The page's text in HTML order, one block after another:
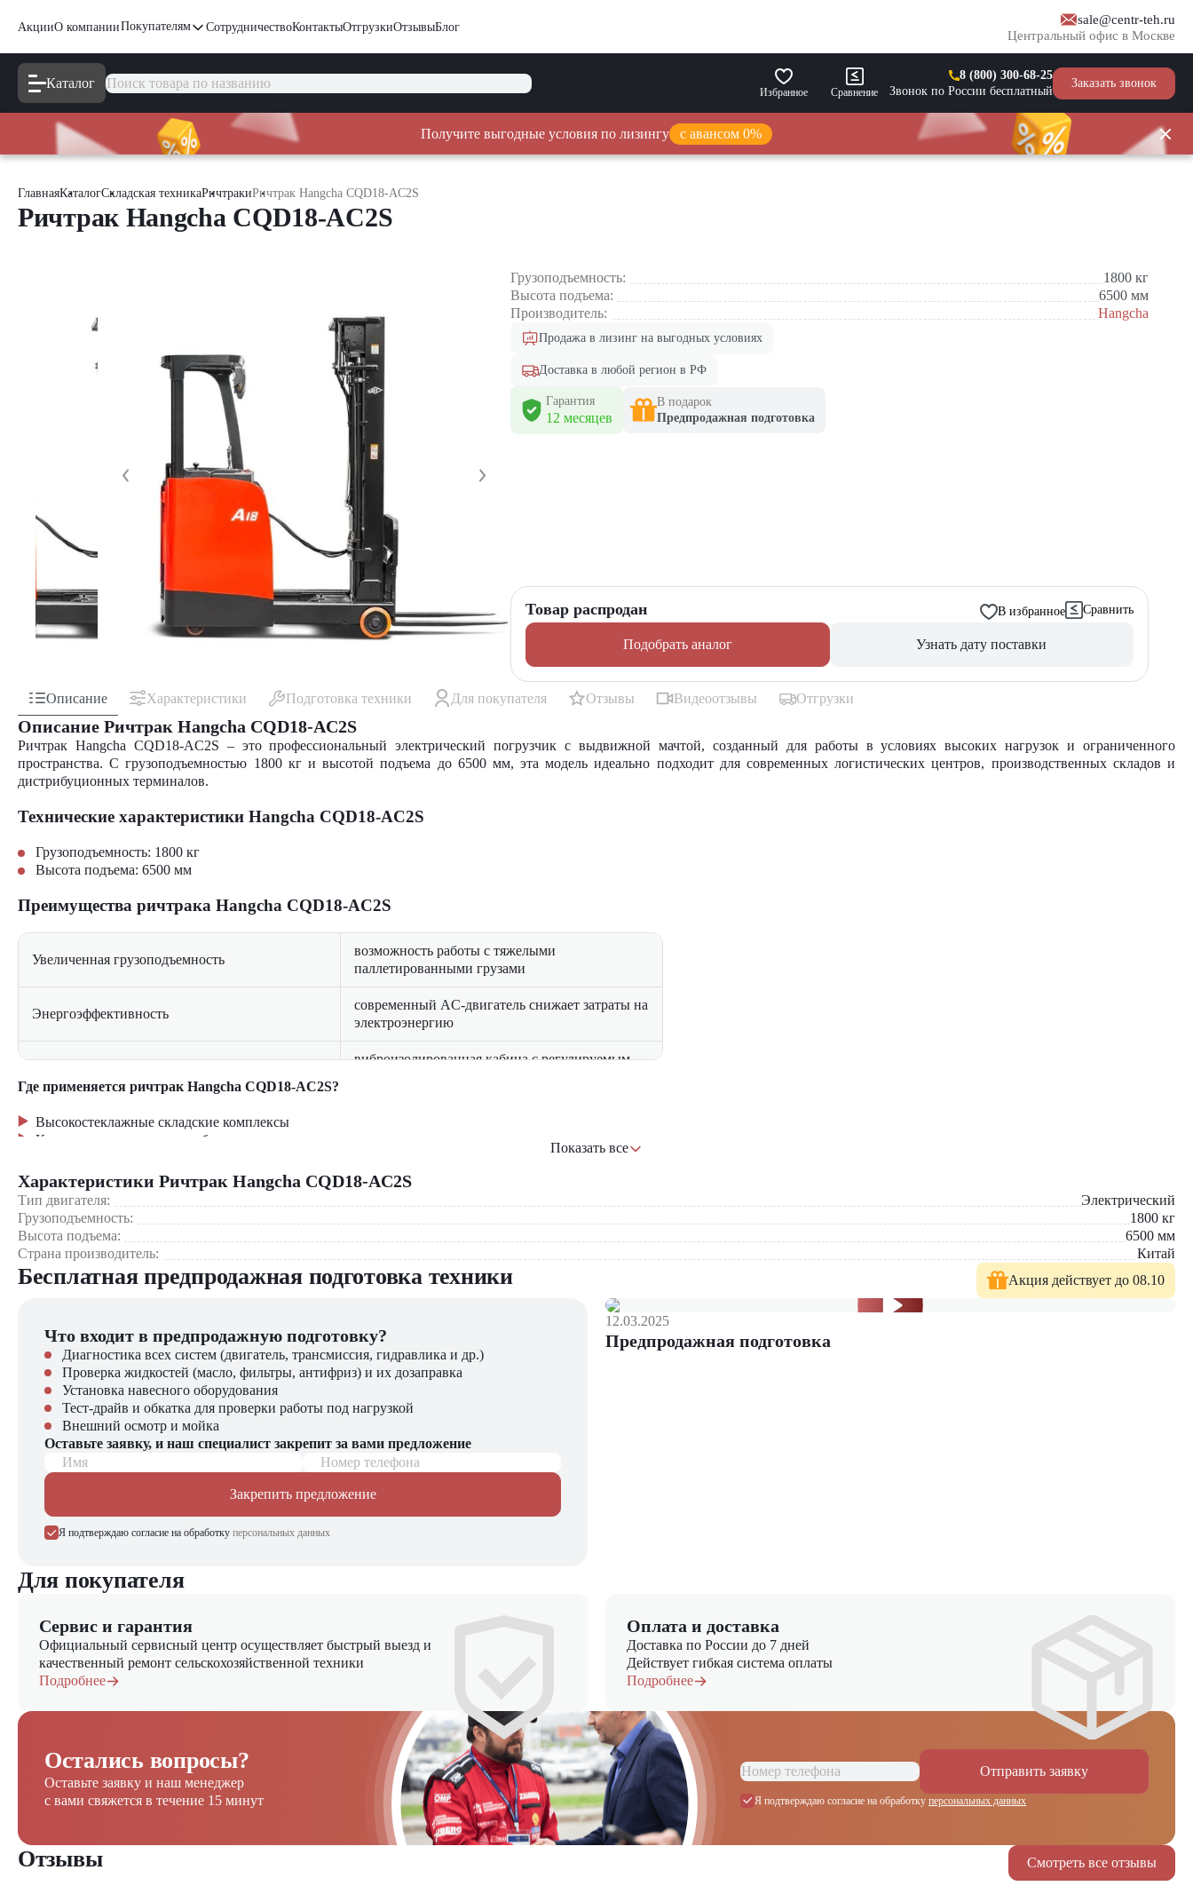
АкцииО компанииПокупателям СотрудничествоКонтактыОтгрузкиОтзывыБлог
sale@centr-teh.ru
Центральный офис в Москве
Каталог
Избранное Сравнение
8 (800) 300-68-25
Звонок по России бесплатный
Заказать звонок
Получите выгодные условия по лизингу с авансом 0%
ГлавнаяКаталогСкладская техникаРичтракиРичтрак Hangcha CQD18-AC2S
Ричтрак Hangcha CQD18-AC2S
Грузоподъемность: 1800 кг
Высота подъема:
6500 мм
Производитель:
Hangcha
Продажа в лизинг на выгодных условиях
Доставка в любой регион в РФ
Гарантия
12 месяцев
В подарок
Предпродажная подготовка
Товар распродан В избранное Сравнить
Подобрать аналог Узнать дату поставки
Описание Характеристики Подготовка техники Для покупателя Отзывы Видеоотзывы Отгрузки
Описание Ричтрак Hangcha CQD18-AC2S
Ричтрак Hangcha CQD18-AC2S – это профессиональный электрический погрузчик с выдвижной мачтой, созданный для работы в условиях высоких нагрузок и ограниченного
пространства. С грузоподъемностью 1800 кг и высотой подъема до 6500 мм, эта модель идеально подходит для современных логистических центров, производственных складов и
дистрибуционных терминалов.
Технические характеристики Hangcha CQD18-AC2S
Грузоподъемность: 1800 кг
Высота подъема: 6500 мм
Преимущества ричтрака Hangcha CQD18-AC2S
Увеличенная грузоподъемность
возможность работы с тяжелыми
паллетированными грузами
Энергоэффективность
современный AC-двигатель снижает затраты на
электроэнергию
виброизолированная кабина с регулируемым
Безопасность
Где применяется ричтрак Hangcha CQD18-AC2S?
Высокостеклажные складские комплексы
Крупные логистические хабы
Оптовые распределительные центры
Почему стоит выбрать Hangcha CQD18-AC2S?
Оптимальное сочетание грузоподъемности и компактности
Передовая система управления
Энергоэффективность и надежность
Купить ричтрак Hangcha CQD18-AC2S в компании "ЦТО"
Компания "ЦТО" – официальный дилер техники Hangcha, предлагающий новые модели складского оборудования с гарантией. У нас вы найдете: широкий выбор спецтехники, вилочных
погрузчиков, малой складской техники, навесного оборудования, запчасти для долгосрочной эксплуатации, профессиональные консультации по выбору техники.
Мы осуществляем быструю доставку по всей России и обеспечиваем сервисное обслуживание и ремонт.
📞 Звоните прямо сейчас для уточнения деталей и оформления заказа!
Выбирайте надежность и качество – выбирайте Hangcha CQD18-AC2S в "ЦТО"!
Показать все
Характеристики Ричтрак Hangcha CQD18-AC2S
Тип двигателя:
Электрический
Грузоподъемность:
1800 кг
Высота подъема:
6500 мм
Страна производитель:
Китай
Бесплатная предпродажная подготовка техники Акция действует до 08.10
Что входит в предпродажную подготовку?
Диагностика всех систем (двигатель, трансмиссия, гидравлика и др.)
Проверка жидкостей (масло, фильтры, антифриз) и их дозаправка
Установка навесного оборудования
Тест-драйв и обкатка для проверки работы под нагрузкой
Внешний осмотр и мойка
Оставьте заявку, и наш специалист закрепит за вами предложение
Имя
Номер телефона
Закрепить предложение
Я подтверждаю согласие на обработку персональных данных
12.03.2025
Предпродажная подготовка
Для покупателя
Сервис и гарантия
Официальный сервисный центр осуществляет быстрый выезд и
качественный ремонт сельскохозяйственной техники
Подробнее
Оплата и доставка
Доставка по России до 7 дней
Действует гибкая система оплаты
Подробнее
Остались вопросы?
Оставьте заявку и наш менеджер
с вами свяжется в течение 15 минут
Отправить заявку
Я подтверждаю согласие на обработку персональных данных
Смотреть все отзывы
Отзывы